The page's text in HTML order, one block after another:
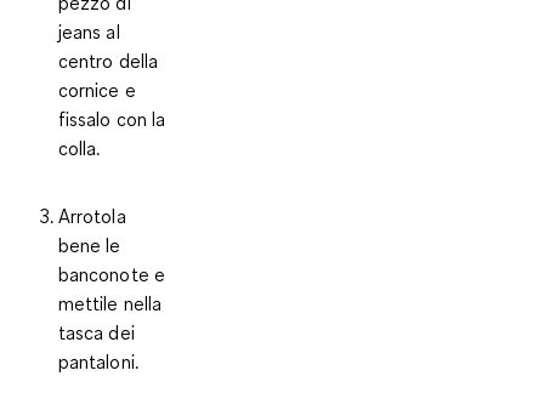
jeans al
centro della
cornice e
fissalo con la
colla.
Arrotola
bene le
banconote e
mettile nella
tasca dei
pantaloni.